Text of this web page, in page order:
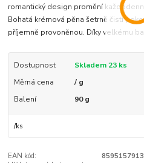
romantický design promění
Bohatá krémová pěna šetrně čistí
příjemně provoněnou. Díky velkému
Dostupnost
Skladem 23 ks
Měrná cena
/ g
Balení
90 g
/ks
EAN kód: